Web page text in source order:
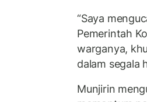
“Saya
Pemerintah
warganya,
dalam segala
Munjirin